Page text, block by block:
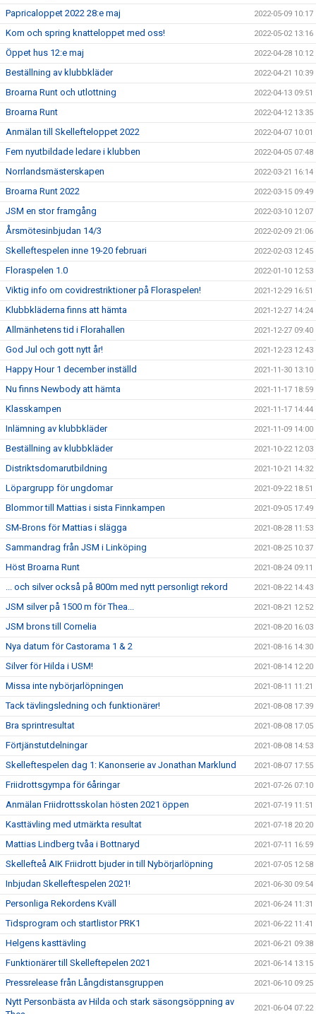
Papricaloppet 2022 28:e maj 2022-05-09 10:17
Kom och spring knatteloppet med oss! 2022-05-02 13:16
Öppet hus 12:e maj 2022-04-28 10:12
Beställning av klubbkläder 2022-04-21 10:39
Broarna Runt och utlottning 2022-04-13 09:51
Broarna Runt 2022-04-12 13:35
Anmälan till Skellefteloppet 2022 2022-04-07 10:01
Fem nyutbildade ledare i klubben 2022-04-05 07:48
Norrlandsmästerskapen 2022-03-21 16:14
Broarna Runt 2022 2022-03-15 09:49
JSM en stor framgång 2022-03-10 12:07
Årsmötesinbjudan 14/3 2022-02-09 21:06
Skelleftespelen inne 19-20 februari 2022-02-03 12:45
Floraspelen 1.0 2022-01-10 12:53
Viktig info om covidrestriktioner på Floraspelen! 2021-12-29 16:51
Klubbkläderna finns att hämta 2021-12-27 14:24
Allmänhetens tid i Florahallen 2021-12-27 09:40
God Jul och gott nytt år! 2021-12-23 12:43
Happy Hour 1 december inställd 2021-11-30 13:10
Nu finns Newbody att hämta 2021-11-17 18:59
Klasskampen 2021-11-17 14:44
Inlämning av klubbkläder 2021-11-09 14:00
Beställning av klubbkläder 2021-10-22 12:03
Distriktsdomarutbildning 2021-10-21 14:32
Löpargrupp för ungdomar 2021-09-22 18:51
Blommor till Mattias i sista Finnkampen 2021-09-05 17:49
SM-Brons för Mattias i slägga 2021-08-28 11:53
Sammandrag från JSM i Linköping 2021-08-25 10:37
Höst Broarna Runt 2021-08-24 09:11
... och silver också på 800m med nytt personligt rekord 2021-08-22 14:43
JSM silver på 1500 m för Thea... 2021-08-21 12:52
JSM brons till Cornelia 2021-08-20 16:03
Nya datum för Castorama 1 & 2 2021-08-16 14:30
Silver för Hilda i USM! 2021-08-14 12:20
Missa inte nybörjarlöpningen 2021-08-11 11:21
Tack tävlingsledning och funktionärer! 2021-08-08 17:39
Bra sprintresultat 2021-08-08 17:05
Förtjänstutdelningar 2021-08-08 14:53
Skelleftespelen dag 1: Kanonserie av Jonathan Marklund 2021-08-07 17:55
Friidrottsgympa för 6åringar 2021-07-26 07:10
Anmälan Friidrottsskolan hösten 2021 öppen 2021-07-19 11:51
Kasttävling med utmärkta resultat 2021-07-18 20:20
Mattias Lindberg tvåa i Bottnaryd 2021-07-11 16:59
Skellefteå AIK Friidrott bjuder in till Nybörjarlöpning 2021-07-05 12:58
Inbjudan Skelleftespelen 2021! 2021-06-30 09:54
Personliga Rekordens Kväll 2021-06-24 11:31
Tidsprogram och startlistor PRK1 2021-06-22 11:41
Helgens kasttävling 2021-06-21 09:38
Funktionärer till Skelleftepelen 2021 2021-06-14 13:15
Pressrelease från Långdistansgruppen 2021-06-10 09:25
Nytt Personbästa av Hilda och stark säsongsöppning av
2021-06-04 07:22